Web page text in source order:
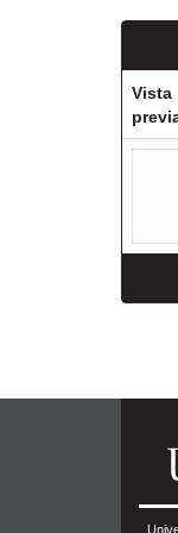
Vista